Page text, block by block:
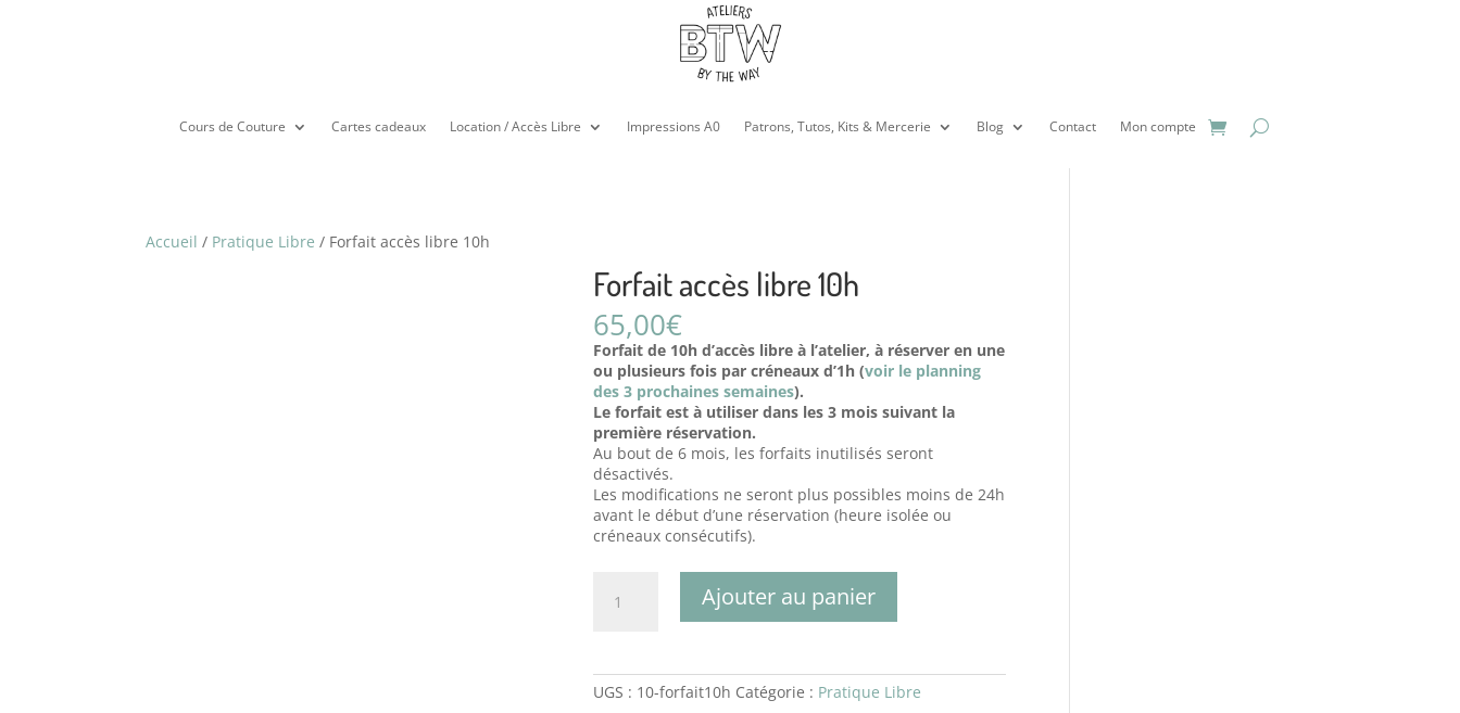
Cours de Couture Cartes cadeaux Location / Accès Libre Impressions A0 Patrons, Tutos, Kits & Mercerie Blog Contact Mon compte
Accueil / Pratique Libre / Forfait accès libre 10h
Forfait accès libre 10h
65,00€
Forfait de 10h d’accès libre à l’atelier, à réserver en une
ou plusieurs fois par créneaux d’1h (voir le planning
des 3 prochaines semaines).
Le forfait est à utiliser dans les 3 mois suivant la
première réservation.
Au bout de 6 mois, les forfaits inutilisés seront
désactivés.
Les modifications ne seront plus possibles moins de 24h
avant le début d’une réservation (heure isolée ou
créneaux consécutifs).
10h
Ajouter au panier
UGS : 10-forfait10h Catégorie : Pratique Libre